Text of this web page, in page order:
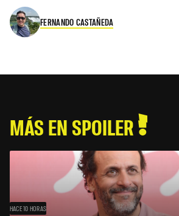
FERNANDO CASTAÑEDA
MÁS EN SPOILER
HACE 10 HORAS